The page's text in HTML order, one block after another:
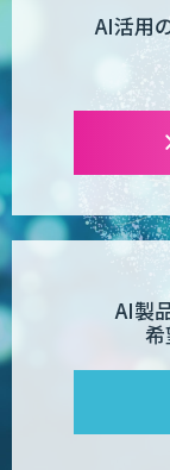
AI活用
AI製